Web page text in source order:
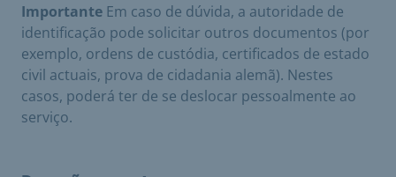
Importante Em caso de dúvida, a autoridade de
identificação pode solicitar outros documentos (por
exemplo, ordens de custódia, certificados de estado
civil actuais, prova de cidadania alemã). Nestes
casos, poderá ter de se deslocar pessoalmente ao
serviço.